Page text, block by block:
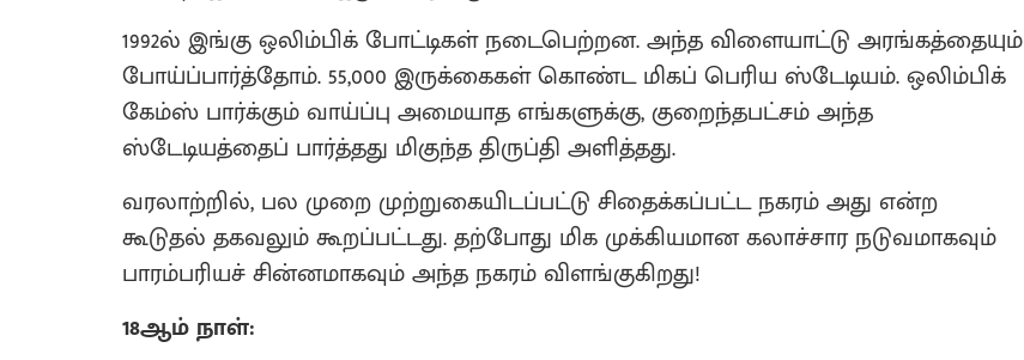
1992ல் இங்கு ஒலிம்பிக் போட்டிகள் நடைபெற்றன. அந்த விளையாட்டு அரங்கத்தையும்
போய்ப்பார்த்தோம். 55,000 இருக்கைகள் கொண்ட மிகப் பெரிய ஸ்டேடியம். ஒலிம்பிக்
கேம்ஸ் பார்க்கும் வாய்ப்பு அமையாத எங்களுக்கு, குறைந்தபட்சம் அந்த
ஸ்டேடியத்தைப் பார்த்தது மிகுந்த திருப்தி அளித்தது.
வரலாற்றில், பல முறை முற்றுகையிடப்பட்டு சிதைக்கப்பட்ட நகரம் அது என்ற
கூடுதல் தகவலும் கூறப்பட்டது. தற்போது மிக முக்கியமான கலாச்சார நடுவமாகவும்
பாரம்பரியச் சின்னமாகவும் அந்த நகரம் விளங்குகிறது!
18ஆம் நாள்: